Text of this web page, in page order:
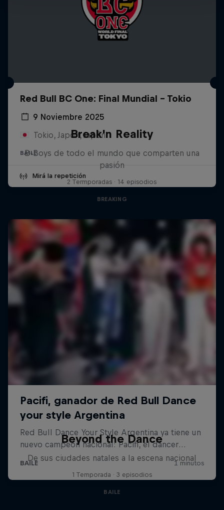
Red Bull BC One: Final Mundial - Tokio
9 Noviembre 2025
Tokio, Japón, Japón
BAILE
Mirá la repetición
Break'n Reality
B-Boys de todo el mundo que comparten una
pasión
2 Termporadas · 14 episodios
BREAKING
Beyond the Dance
De sus ciudades natales a la escena nacional
1 Temporada · 3 episodios
BAILE